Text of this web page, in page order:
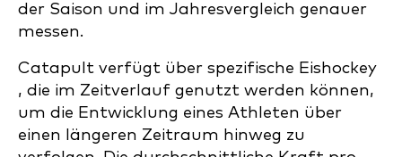
der Saison und im Jahresvergleich genauer
messen.
Catapult verfügt über spezifische Eishockey
, die im Zeitverlauf genutzt werden können,
um die Entwicklung eines Athleten über
einen längeren Zeitraum hinweg zu